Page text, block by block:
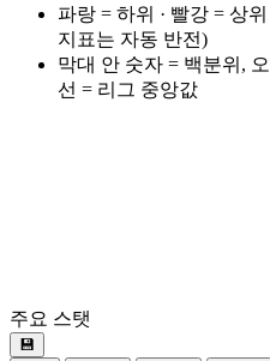
파랑 = 하위 · 빨강 = 상
지표는 자동 반전)
막대 안 숫자 = 백분위,
선 = 리그 중앙값
주요 스탯
💾